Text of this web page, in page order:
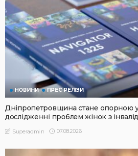
НОВИНИ ПРЕС РЕЛІЗИ
Дніпропетровщина стане опорною
дослідженні проблем жінок з
Superadmin 07.08.2026